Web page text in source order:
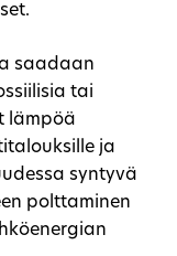
saadaan
tai
lämpöä
ja
syntyvä
polttaminen